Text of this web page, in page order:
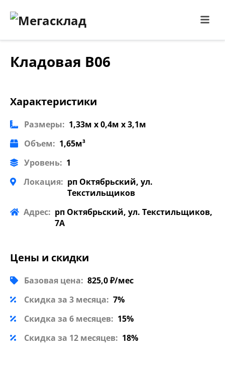
Кладовая В06
Характеристики
Размеры: 1,33м x 0,4м x 3,1м
Объем: 1,65м³
Уровень: 1
Локация: рп Октябрьский, ул.
Текстильщиков
Адрес: рп Октябрьский, ул. Текстильщиков,
7А
Цены и скидки
Базовая цена: 825,0 ₽/мес
Скидка за 3 месяца: 7%
Скидка за 6 месяцев: 15%
Скидка за 12 месяцев: 18%